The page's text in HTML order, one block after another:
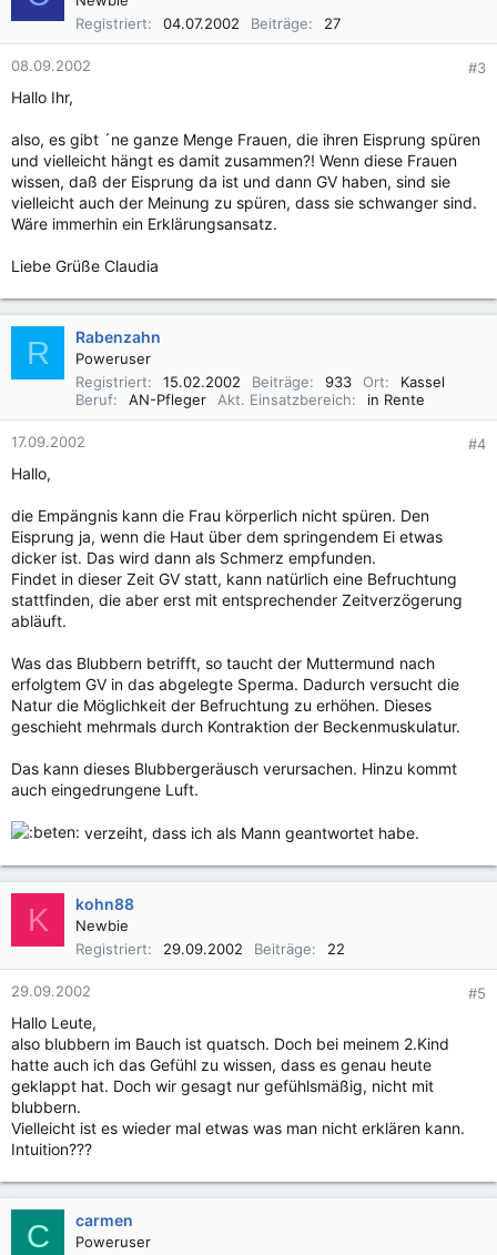
Registriert
04.07.2002 Beiträge 27
08.09.2002 #3
Hallo Ihr,
also, es gibt ´ne ganze Menge Frauen, die ihren Eisprung spüren
und vielleicht hängt es damit zusammen?! Wenn diese Frauen
wissen, daß der Eisprung da ist und dann GV haben, sind sie
vielleicht auch der Meinung zu spüren, dass sie schwanger sind.
Wäre immerhin ein Erklärungsansatz.
Liebe Grüße Claudia
R Rabenzahn
Poweruser
Registriert
15.02.2002 Beiträge 933 Ort
Kassel
Beruf
AN-Pfleger Akt. Einsatzbereich in Rente
17.09.2002 #4
Hallo,
die Empängnis kann die Frau körperlich nicht spüren. Den
Eisprung ja, wenn die Haut über dem springendem Ei etwas
dicker ist. Das wird dann als Schmerz empfunden.
Findet in dieser Zeit GV statt, kann natürlich eine Befruchtung
stattfinden, die aber erst mit entsprechender Zeitverzögerung
abläuft.
Was das Blubbern betrifft, so taucht der Muttermund nach
erfolgtem GV in das abgelegte Sperma. Dadurch versucht die
Natur die Möglichkeit der Befruchtung zu erhöhen. Dieses
geschieht mehrmals durch Kontraktion der Beckenmuskulatur.
Das kann dieses Blubbergeräusch verursachen. Hinzu kommt
auch eingedrungene Luft.
verzeiht, dass ich als Mann geantwortet habe.
K kohn88
Newbie
Registriert
29.09.2002 Beiträge 22
29.09.2002 #5
Hallo Leute,
also blubbern im Bauch ist quatsch. Doch bei meinem 2.Kind
hatte auch ich das Gefühl zu wissen, dass es genau heute
geklappt hat. Doch wir gesagt nur gefühlsmäßig, nicht mit
blubbern.
Vielleicht ist es wieder mal etwas was man nicht erklären kann.
Intuition???
C carmen
Poweruser